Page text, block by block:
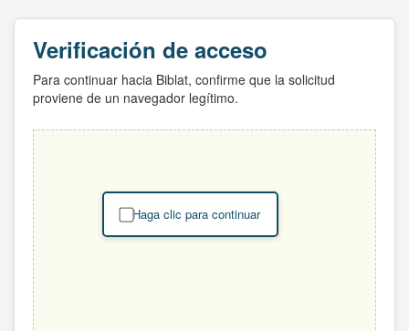
Verificación de acceso
Para continuar hacia Biblat, confirme que la solicitud
proviene de un navegador legítimo.
Haga clic para continuar